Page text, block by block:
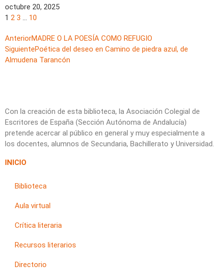
octubre 20, 2025
1 2 3 … 10
AnteriorMADRE O LA POESÍA COMO REFUGIO
SiguientePoética del deseo en Camino de piedra azul, de
Almudena Tarancón
Con la creación de esta biblioteca, la Asociación Colegial de
Escritores de España (Sección Autónoma de Andalucía)
pretende acercar al público en general y muy especialmente a
los docentes, alumnos de Secundaria, Bachillerato y Universidad.
INICIO
Biblioteca
Aula virtual
Crítica literaria
Recursos literarios
Directorio